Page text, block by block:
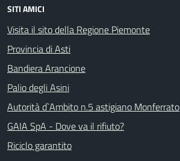
SITI AMICI
Visita il sito della Regione Piemonte
Provincia di Asti
Bandiera Arancione
Palio degli Asini
Autorità d`Ambito n.5 astigiano Monferrato
GAIA SpA - Dove va il rifiuto?
Riciclo garantito